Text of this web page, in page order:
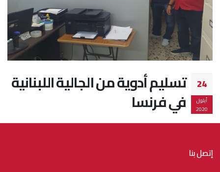
24
أيلول
2020
تسليم أدوية من الجالية اللبنانية
في فرنسا
إتصل بنا